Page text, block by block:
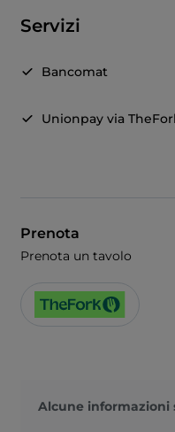
Servizi
Bancomat
Unionpay via
Prenota
Prenota un tavolo
Alcune informazioni